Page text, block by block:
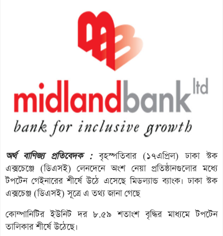
অর্থ বাণিজ্য প্রতিবেদক :বৃহস্পতিবার (১৭এপ্রিল) ঢাকা স্টক
এক্সচেঞ্জে (ডিএসই) লেনদেনে অংশ নেয়া প্রতিষ্ঠানগুলোর মধ্যে
টপটেন গেইনারের শীর্ষে উঠে এসেছে মিডল্যান্ড ব্যাংক। ঢাকা স্টক
এক্সচেঞ্জ (ডিএসই) সূত্রে এ তথ্য জানা গেছে
কোম্পানিটির ইউনিট দর ৮.৫৯ শতাংশ বৃদ্ধির মাধ্যমে টপটেন
তালিকার শীর্ষে উঠেছে।